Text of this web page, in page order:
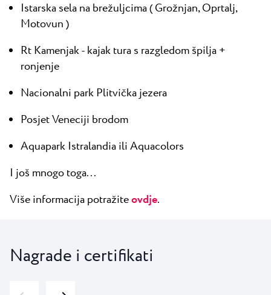
Istarska sela na brežuljcima ( Grožnjan, Oprtalj,
Motovun )
Rt Kamenjak - kajak tura s razgledom špilja +
ronjenje
Nacionalni park Plitvička jezera
Posjet Veneciji brodom
Aquapark Istralandia ili Aquacolors
I još mnogo toga...
Više informacija potražiteovdje.
Nagrade i certifikati